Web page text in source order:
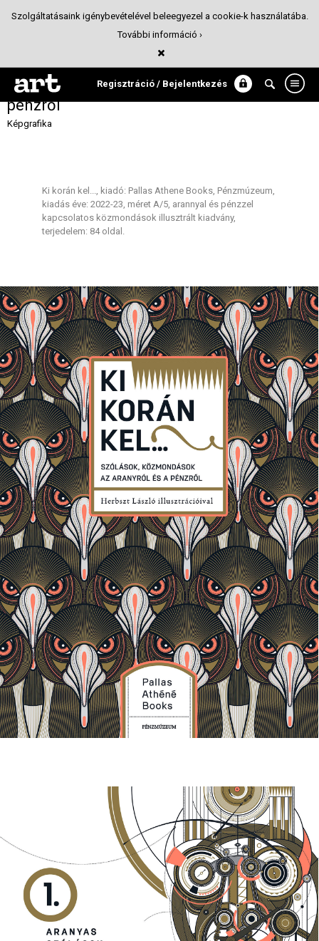
Regisztráció / Bejelentkezés
Ki korán kel... Szólások,
közmondások az aranyról és a
pénzről
Képgrafika
Ki korán kel..., kiadó: Pallas Athene Books, Pénzmúzeum,
kiadás éve: 2022-23, méret A/5, arannyal és pénzzel
kapcsolatos közmondások illusztrált kiadvány,
terjedelem: 84 oldal.
Szolgáltatásaink igénybevételével beleegyezel a cookie-k használatába.
További információ ›